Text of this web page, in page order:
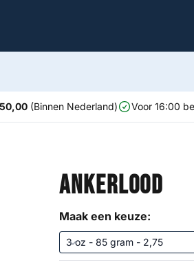
(Binnen Nederland) Voor 16:00
Ankerlood
Maak een keuze: